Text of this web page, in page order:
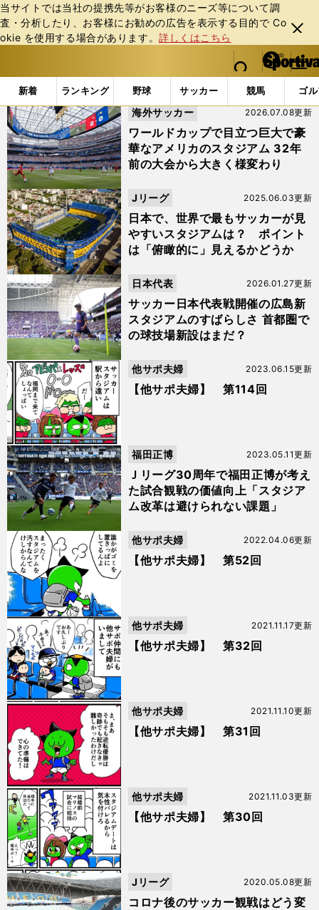
当サイトでは当社の提携先等がお客様のニーズ等について調
査・分析したり、お客様にお勧めの広告を表⽰する⽬的で Co
okie を使⽤する場合があります。詳しくはこちら
閉じ
る
web Sportiva (webスポルティーバ)
検索
マイペ
ー
ジ
メニュ
新着 ランキング 野球 サッカー 競馬 ゴ
b
ス
ポ
ル
テ
ィ
ー
バ
「#スタジアム」の最新ニュース・ 情報
ワールドカップで目立つ巨大で豪
華なアメリカのスタジアム 32年
前の大会から大きく様変わり
2026.07.08更新
海外サッカー
日本で、世界で最もサッカーが見
やすいスタジアムは？ ポイント
は「俯瞰的に」見えるかどうか
2025.06.03更新
Jリーグ
サッカー日本代表戦開催の広島新
スタジアムのすばらしさ 首都圏で
の球技場新設はまだ？
2026.01.27更新
日本代表
【他サポ夫婦】 第114回
2023.06.15更新
他サポ夫婦
Ｊリーグ30周年で福田正博が考え
た試合観戦の価値向上「スタジア
ム改革は避けられない課題」
2023.05.11更新
福田正博
【他サポ夫婦】 第52回
2022.04.06更新
他サポ夫婦
【他サポ夫婦】 第32回
2021.11.17更新
他サポ夫婦
【他サポ夫婦】 第31回
2021.11.10更新
他サポ夫婦
【他サポ夫婦】 第30回
2021.11.03更新
他サポ夫婦
コロナ後のサッカー観戦はどう変
2020.05.08更新
Jリーグ